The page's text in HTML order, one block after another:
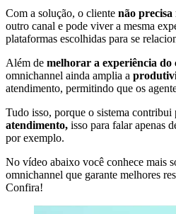
Com a solução, o cliente não
outro canal e pode viver a mesma
plataformas escolhidas para se
Além de melhorar a experiência do
omnichannel ainda amplia a
atendimento, permitindo que os
Tudo isso, porque o sistema contribui
atendimento, isso para falar apenas
por exemplo.
No vídeo abaixo você conhece mais
omnichannel que garante melhores
Confira!